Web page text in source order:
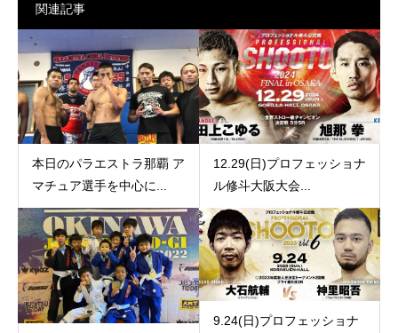
関連記事
本日のパラエストラ那覇 ア
マチュア選手を中心に...
12.29(日)プロフェッショナ
ル修斗大阪大会...
9.24(日)プロフェッショナ